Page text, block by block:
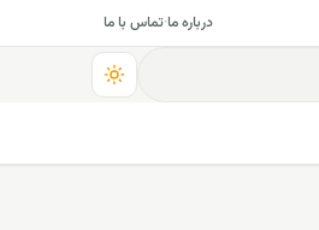
درباره ما·تماس با ما